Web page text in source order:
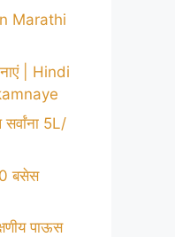
Marathi
| Hindi
सर्वांना 5L/
बसेस
पाऊस